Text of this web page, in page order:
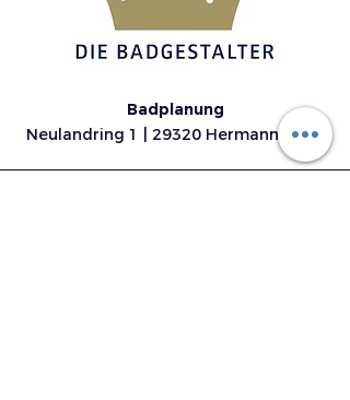
Badplanung
Neulandring 1 | 29320 Hermannsburg